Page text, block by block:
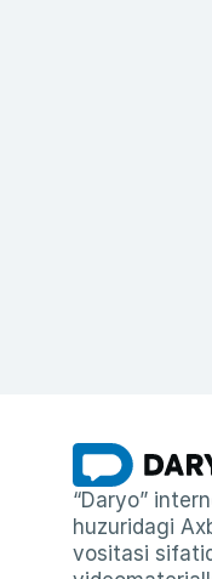
“Daryo”
huzuridagi
vositasi